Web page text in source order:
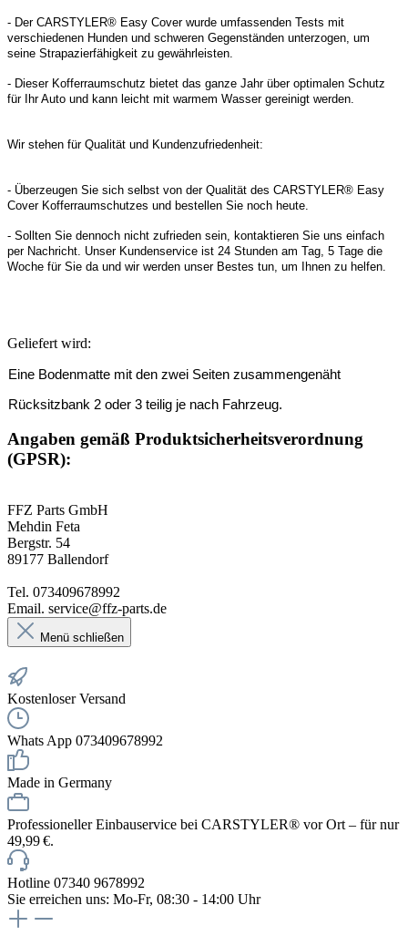
- Der CARSTYLER® Easy Cover wurde umfassenden Tests mit
verschiedenen Hunden und schweren Gegenständen unterzogen, um
seine Strapazierfähigkeit zu gewährleisten.
- Dieser Kofferraumschutz bietet das ganze Jahr über optimalen Schutz
für Ihr Auto und kann leicht mit warmem Wasser gereinigt werden.
Wir stehen für Qualität und Kundenzufriedenheit:
- Überzeugen Sie sich selbst von der Qualität des CARSTYLER® Easy
Cover Kofferraumschutzes und bestellen Sie noch heute.
- Sollten Sie dennoch nicht zufrieden sein, kontaktieren Sie uns einfach
per Nachricht. Unser Kundenservice ist 24 Stunden am Tag, 5 Tage die
Woche für Sie da und wir werden unser Bestes tun, um Ihnen zu helfen.
Geliefert wird:
Eine Bodenmatte mit den zwei Seiten zusammengenäht
Rücksitzbank 2 oder 3 teilig je nach Fahrzeug.
Angaben gemäß Produktsicherheitsverordnung
(GPSR):
FFZ Parts GmbH
Mehdin Feta
Bergstr. 54
89177 Ballendorf
Tel. 073409678992
Email. service@ffz-parts.de
Menü schließen
Kostenloser Versand
Whats App 073409678992
Made in Germany
Professioneller Einbauservice bei CARSTYLER® vor Ort – für nur
49,99 €.
Hotline 07340 9678992
Sie erreichen uns: Mo-Fr, 08:30 - 14:00 Uhr